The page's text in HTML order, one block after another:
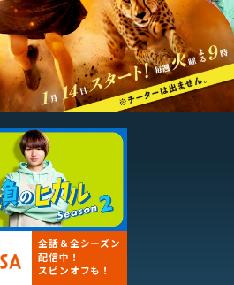
全話＆全シーズン
配信中！
スピンオフも！